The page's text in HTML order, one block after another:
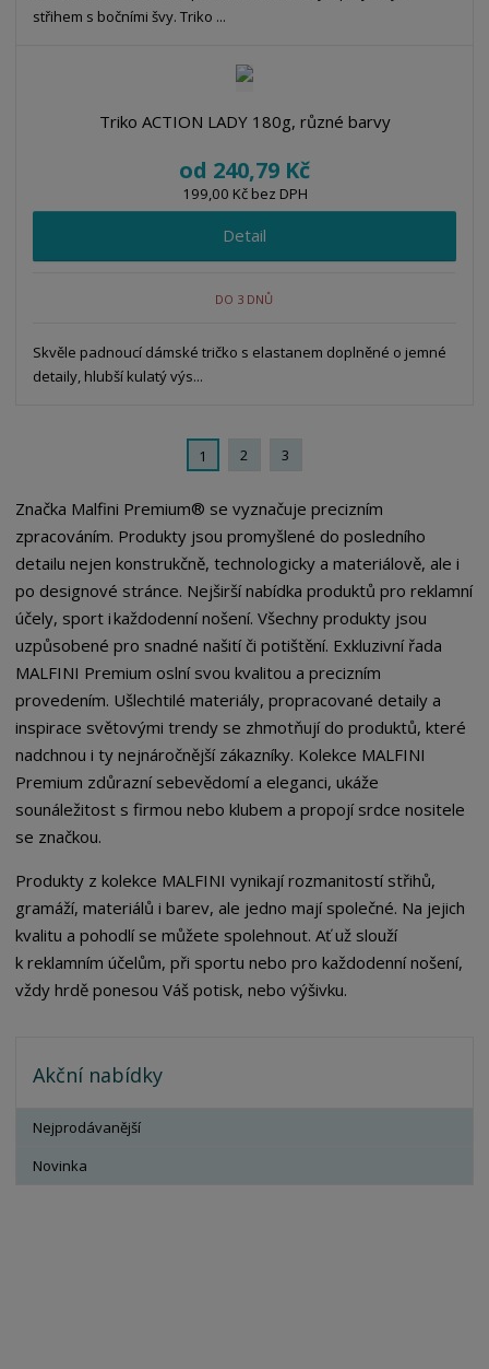
střihem s bočními švy. Triko ...
Triko ACTION LADY 180g, různé barvy
od 240,79 Kč
199,00 Kč bez DPH
Detail
DO 3 DNŮ
Skvěle padnoucí dámské tričko s elastanem doplněné o jemné
detaily, hlubší kulatý výs...
1 2 3
Značka Malfini Premium® se vyznačuje precizním
zpracováním. Produkty jsou promyšlené do posledního
detailu nejen konstrukčně, technologicky a materiálově, ale i
po designové stránce. Nejširší nabídka produktů pro reklamní
účely, sport i každodenní nošení. Všechny produkty jsou
uzpůsobené pro snadné našití či potištění. Exkluzivní řada
MALFINI Premium oslní svou kvalitou a precizním
provedením. Ušlechtilé materiály, propracované detaily a
inspirace světovými trendy se zhmotňují do produktů, které
nadchnou i ty nejnáročnější zákazníky. Kolekce MALFINI
Premium zdůrazní sebevědomí a eleganci, ukáže
sounáležitost s firmou nebo klubem a propojí srdce nositele
se značkou.
Produkty z kolekce MALFINI vynikají rozmanitostí střihů,
gramáží, materiálů i barev, ale jedno mají společné. Na jejich
kvalitu a pohodlí se můžete spolehnout. Ať už slouží
k reklamním účelům, při sportu nebo pro každodenní nošení,
vždy hrdě ponesou Váš potisk, nebo výšivku.
Akční nabídky
Nejprodávanější
Novinka